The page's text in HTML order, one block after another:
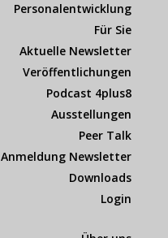
Personalentwicklung
Für Sie
Aktuelle Newsletter
Veröffentlichungen
Podcast 4plus8
Ausstellungen
Peer Talk
Anmeldung Newsletter
Downloads
Login